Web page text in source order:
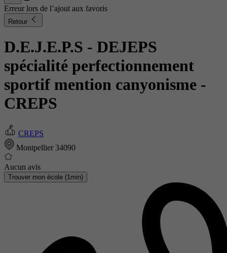
Erreur lors de l’ajout aux favoris
Retour
D.E.J.E.P.S - DEJEPS
spécialité perfectionnement
sportif mention canyonisme -
CREPS
CREPS
Montpellier 34090
Aucun avis
Trouver mon école (1min)